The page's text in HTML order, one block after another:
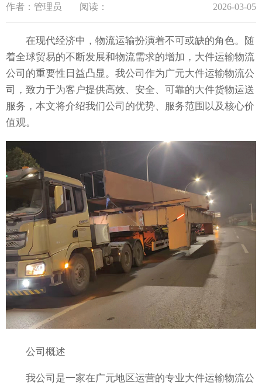
作者：管理员 阅读： 2026-03-05
在现代经济中，物流运输扮演着不可或缺的角色。随
着全球贸易的不断发展和物流需求的增加，大件运输物流
公司的重要性日益凸显。我公司作为广元大件运输物流公
司，致力于为客户提供高效、安全、可靠的大件货物运送
服务，本文将介绍我们公司的优势、服务范围以及核心价
值观。
公司概述
我公司是一家在广元地区运营的专业大件运输物流公